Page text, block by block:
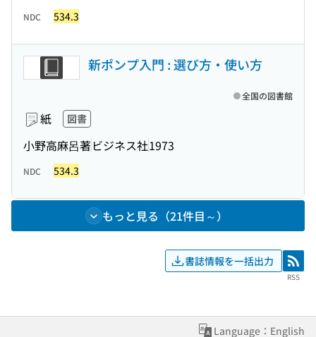
NDC 534.3
新ポンプ入門 : 選び方・使い方
紙 図書
小野高麻呂著ビジネス社1973
全国の図書館
NDC 534.3
もっと見る（21件目～）
書誌情報を一括出力 RSS
RSS
Language：English